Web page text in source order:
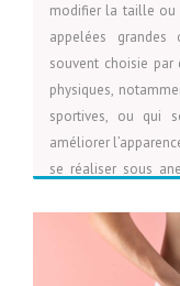
modifier la taille ou
appelées
souvent choisie
physiques,
sportives, ou qui
améliorer
se réaliser sous
pour obtenir un
est essentiel de
professionnel de
LIRE LA